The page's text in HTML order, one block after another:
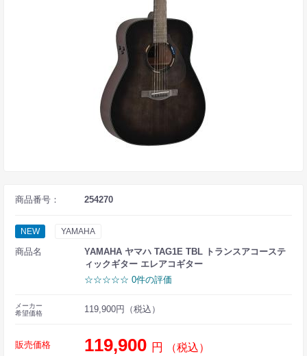
商品番号： 254270
NEW YAMAHA
商品名
YAMAHA ヤマハ TAG1E TBL トランスアコーステ
ィックギター エレアコギター
☆☆☆☆☆ 0件の評価
メーカー
希望価格
119,900円（税込）
販売価格 119,900 円 （税込）